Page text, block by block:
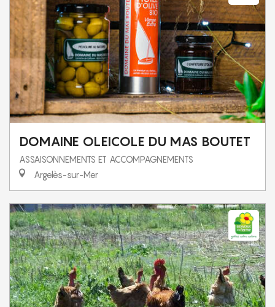
DOMAINE OLEICOLE DU MAS BOUTET
ASSAISONNEMENTS ET ACCOMPAGNEMENTS
Argelès-sur-Mer